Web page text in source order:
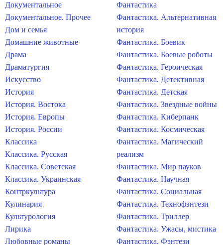
Документальное
Документальное. Прочее
Дом и семья
Домашние животные
Драма
Драматургия
Искусство
История
История. Востока
История. Европы
История. России
Классика
Классика. Русская
Классика. Советская
Классика. Украинская
Контркультура
Кулинария
Культурология
Лирика
Любовные романы
Фантастика
Фантастика. Альтернативная
история
Фантастика. Боевик
Фантастика. Боевые роботы
Фантастика. Героическая
Фантастика. Детективная
Фантастика. Детская
Фантастика. Звездные войны
Фантастика. Киберпанк
Фантастика. Космическая
Фантастика. Магический
реализм
Фантастика. Мир пауков
Фантастика. Научная
Фантастика. Социальная
Фантастика. Технофэнтези
Фантастика. Триллер
Фантастика. Ужасы, мистика
Фантастика. Фэнтези